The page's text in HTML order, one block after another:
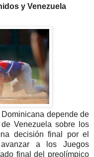
y Venezuela
depende de
Venezuela sobre los
decisión final por el
a los Juegos
final del preolímpico